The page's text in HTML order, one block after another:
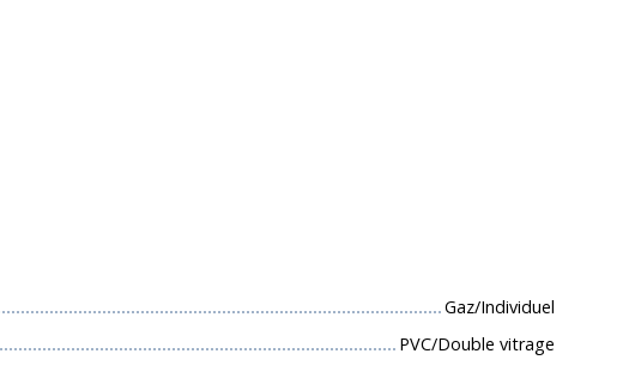
Gaz/Individuel
PVC/Double vitrage